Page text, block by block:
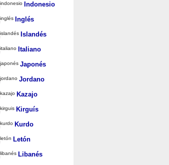
Indonesio
Inglés
Islandés
Italiano
Japonés
Jordano
Kazajo
Kirguís
Kurdo
Letón
Libanés